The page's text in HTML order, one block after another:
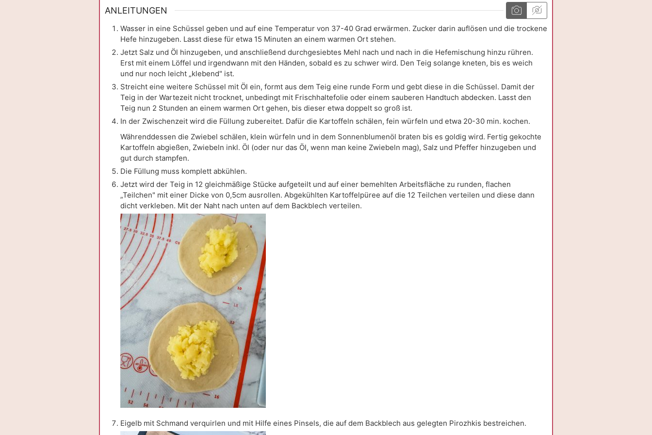
ANLEITUNGEN
Wasser in eine Schüssel geben und auf eine Temperatur von 37-40 Grad erwärmen. Zucker darin auflösen und die trockene
Hefe hinzugeben. Lasst diese für etwa 15 Minuten an einem warmen Ort stehen.
Jetzt Salz und Öl hinzugeben, und anschließend durchgesiebtes Mehl nach und nach in die Hefemischung hinzu rühren.
Erst mit einem Löffel und irgendwann mit den Händen, sobald es zu schwer wird. Den Teig solange kneten, bis es weich
und nur noch leicht „klebend" ist.
Streicht eine weitere Schüssel mit Öl ein, formt aus dem Teig eine runde Form und gebt diese in die Schüssel. Damit der
Teig in der Wartezeit nicht trocknet, unbedingt mit Frischhaltefolie oder einem sauberen Handtuch abdecken. Lasst den
Teig nun 2 Stunden an einem warmen Ort gehen, bis dieser etwa doppelt so groß ist.
In der Zwischenzeit wird die Füllung zubereitet. Dafür die Kartoffeln schälen, fein würfeln und etwa 20-30 min. kochen.
Währenddessen die Zwiebel schälen, klein würfeln und in dem Sonnenblumenöl braten bis es goldig wird. Fertig gekochte
Kartoffeln abgießen, Zwiebeln inkl. Öl (oder nur das Öl, wenn man keine Zwiebeln mag), Salz und Pfeffer hinzugeben und
gut durch stampfen.
Die Füllung muss komplett abkühlen.
Jetzt wird der Teig in 12 gleichmäßige Stücke aufgeteilt und auf einer bemehlten Arbeitsfläche zu runden, flachen
„Teilchen" mit einer Dicke von 0,5cm ausrollen. Abgekühlten Kartoffelpüree auf die 12 Teilchen verteilen und diese dann
dicht verkleben. Mit der Naht nach unten auf dem Backblech verteilen.
Eigelb mit Schmand verquirlen und mit Hilfe eines Pinsels, die auf dem Backblech aus gelegten Pirozhkis bestreichen.